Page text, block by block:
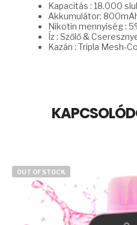
Kapacitás : 18.000
Akkumulátor:
Nikotin mennyiség :
Íz : Szőlő &
Kazán : Tripla Mesh-
OUT OF STOCK